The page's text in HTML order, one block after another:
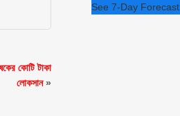
কোটি টাকা
লোকসান»
See 7-Day Forecast